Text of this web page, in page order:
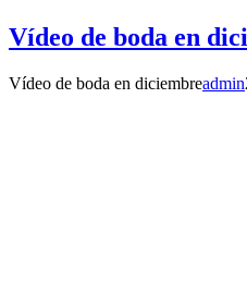
Vídeo de boda en
Vídeo de boda en diciembreadmin